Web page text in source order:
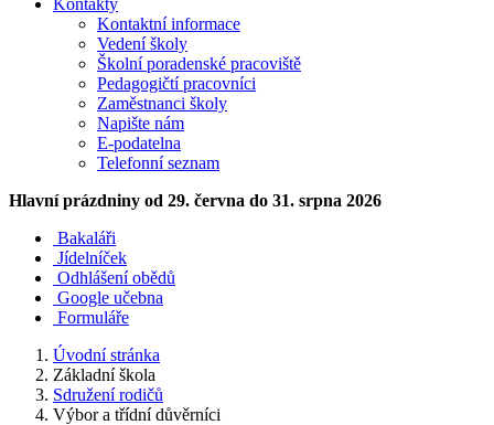
Kontakty
Kontaktní informace
Vedení školy
Školní poradenské pracoviště
Pedagogičtí pracovníci
Zaměstnanci školy
Napište nám
E-podatelna
Telefonní seznam
Hlavní prázdniny od 29. června do 31. srpna 2026
Bakaláři
Jídelníček
Odhlášení obědů
Google učebna
Formuláře
Úvodní stránka
Základní škola
Sdružení rodičů
Výbor a třídní důvěrníci